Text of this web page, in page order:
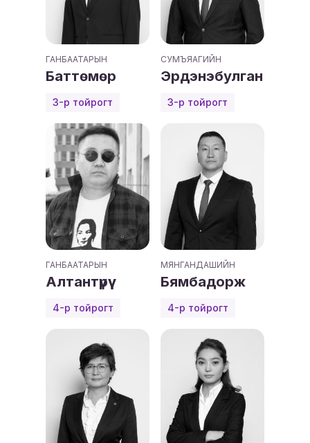
ГАНБААТАРЫН
Баттөмөр
3-р тойрогт
СУМЪЯАГИЙН
Эрдэнэбулган
3-р тойрогт
ГАНБААТАРЫН
Алтантүрүү
4-р тойрогт
МЯНГАНДАШИЙН
Бямбадорж
4-р тойрогт